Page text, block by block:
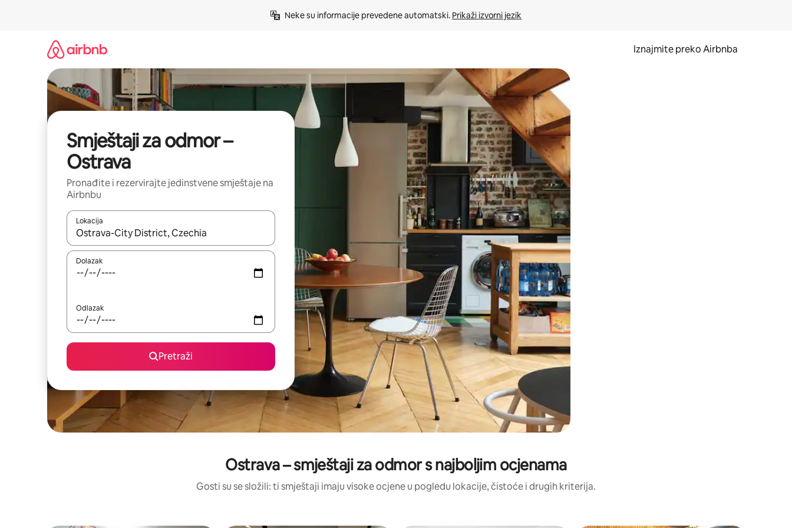
Neke su informacije prevedene automatski. Prikaži izvorni jezik
Iznajmite preko Airbnba
Smještaji za odmor –
Ostrava
Pronađite i rezervirajte jedinstvene smještaje na
Airbnbu
Lokacija
Kada budu dostupni rezultati, moći ćete ih pregledati koristeći se strelicama prema gore i prema dolje, kao i dodirom ili prelaskom prstom po zaslonu.
Dolazak
Odlazak
Pretraži
Ostrava – smještaji za odmor s najboljim ocjenama
Gosti su se složili: ti smještaji imaju visoke ocjene u pogledu lokacije, čistoće i drugih kriterija.